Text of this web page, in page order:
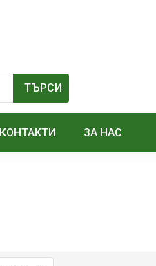
КОНТАКТИ ЗА НАС